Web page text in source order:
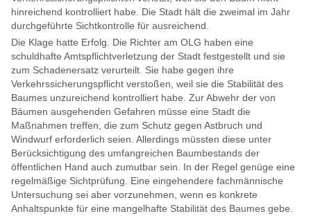
hinreichend kontrolliert habe. Die Stadt hält die zweimal im Jahr
durchgeführte Sichtkontrolle für ausreichend.
Die Klage hatte Erfolg. Die Richter am OLG haben eine
schuldhafte Amtspflichtverletzung der Stadt festgestellt und sie
zum Schadenersatz verurteilt. Sie habe gegen ihre
Verkehrssicherungspflicht verstoßen, weil sie die Stabilität des
Baumes unzureichend kontrolliert habe. Zur Abwehr der von
Bäumen ausgehenden Gefahren müsse eine Stadt die
Maßnahmen treffen, die zum Schutz gegen Astbruch und
Windwurf erforderlich seien. Allerdings müssten diese unter
Berücksichtigung des umfangreichen Baumbestands der
öffentlichen Hand auch zumutbar sein. In der Regel genüge eine
regelmäßige Sichtprüfung. Eine eingehendere fachmännische
Untersuchung sei aber vorzunehmen, wenn es konkrete
Anhaltspunkte für eine mangelhafte Stabilität des Baumes gebe.